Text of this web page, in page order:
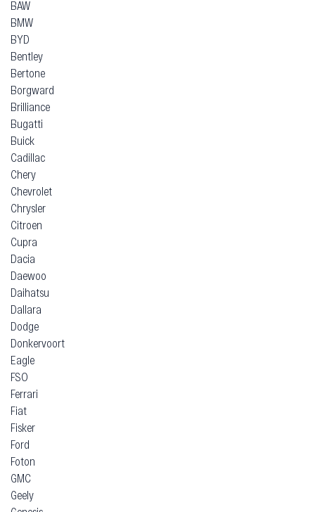
BAW
BMW
BYD
Bentley
Bertone
Borgward
Brilliance
Bugatti
Buick
Cadillac
Chery
Chevrolet
Chrysler
Citroen
Cupra
Dacia
Daewoo
Daihatsu
Dallara
Dodge
Donkervoort
Eagle
FSO
Ferrari
Fiat
Fisker
Ford
Foton
GMC
Geely